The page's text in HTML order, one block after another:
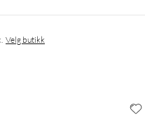
Velg butikk